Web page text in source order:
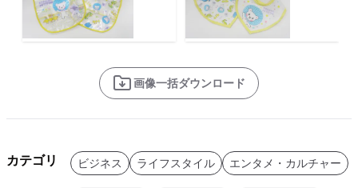
画像一括ダウンロード
カテゴリ ビジネス ライフスタイル エンタメ・カルチャー